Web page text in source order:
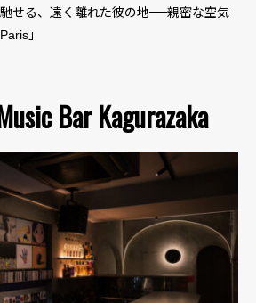
せる、遠く離れた彼の地──親密な空気
」
Bar Kagurazaka